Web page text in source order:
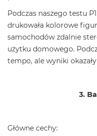
Podczas naszego testu
drukowała kolorowe
samochodów zdalnie
użytku domowego.
tempo, ale wyniki
3.
Główne cechy: